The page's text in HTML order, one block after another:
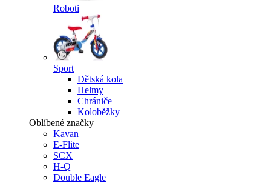
Roboti
Sport
Dětská kola
Helmy
Chrániče
Koloběžky
Oblíbené značky
Kavan
E-Flite
SCX
H-Q
Double Eagle